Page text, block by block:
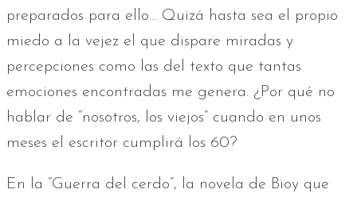
preparados para ello… Quizá hasta sea el propio
miedo a la vejez el que dispare miradas y
percepciones como las del texto que tantas
emociones encontradas me genera. ¿Por qué no
hablar de “nosotros, los viejos” cuando en unos
meses el escritor cumplirá los 60?
En la “Guerra del cerdo”, la novela de Bioy que